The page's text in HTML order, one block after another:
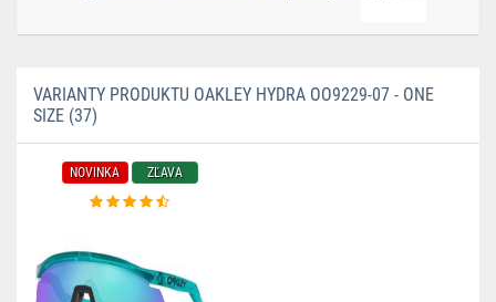
VARIANTY PRODUKTU OAKLEY HYDRA OO9229-07 - ONE
SIZE (37)
NOVINKA ZĽAVA